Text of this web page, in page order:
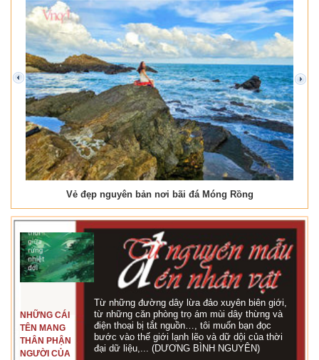
Vẻ đẹp nguyên bản nơi bãi đá Móng Rồng
prev next
NHỮNG CÁI
TÊN MANG
THÂN PHẬN
NGƯỜI CỦA
Từ những đường dây lừa đảo xuyên biên giới,
từ những căn phòng trọ ám mùi dây thừng và
điện thoại bị tắt nguồn…, tôi muốn bạn đọc
bước vào thế giới lạnh lẽo và dữ dội của thời
đại dữ liệu,... (DƯƠNG BÌNH NGUYÊN)